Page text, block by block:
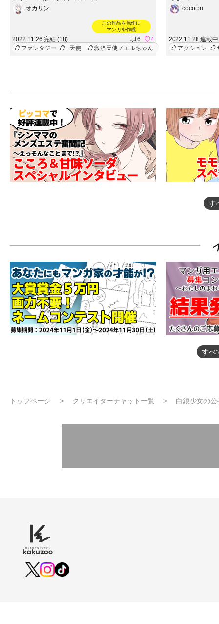
オカリン
この作品を原作に
マンガを作成
2022.11.26 完結 (18) 6
4
ファンタジー
天使 救済天使ノエルちゃん
cocotori
2022.11.28 連載
アクション
す
すべ
トップページ クリエイターチャット一覧 白銀少女の公